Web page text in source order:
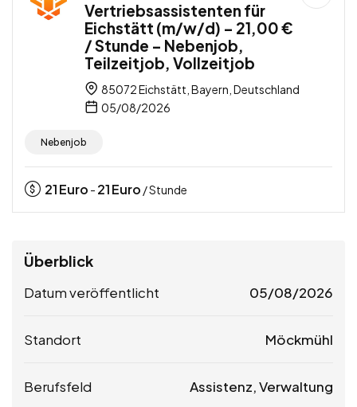
Vertriebsassistenten für
Eichstätt (m/w/d) – 21,00 €
/ Stunde – Nebenjob,
Teilzeitjob, Vollzeitjob
85072 Eichstätt, Bayern, Deutschland
05/08/2026
Nebenjob
21Euro - 21Euro / Stunde
Überblick
Datum veröffentlicht 05/08/2026
Standort Möckmühl
Berufsfeld Assistenz, Verwaltung